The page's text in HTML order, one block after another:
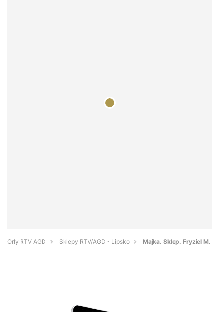
Orły RTV AGD Sklepy RTV/AGD - Lipsko Majka. Sklep. Fryziel M.